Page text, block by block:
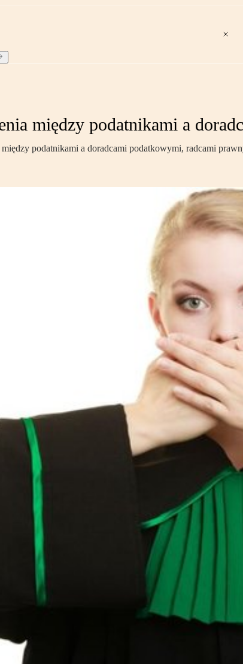
między podatnikami a
między podatnikami a doradcami podatkowymi, radcami